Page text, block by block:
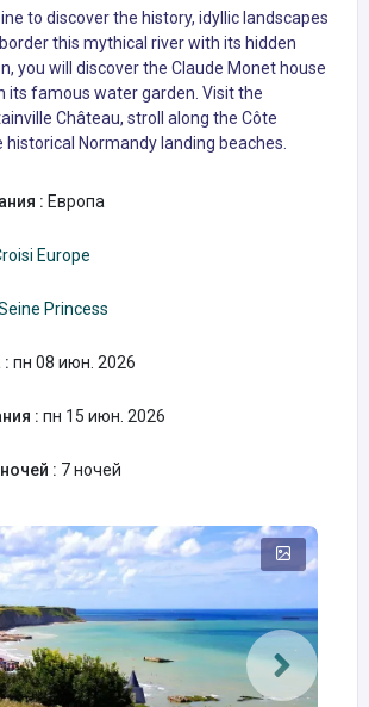
to discover the history, idyllic landscapes
this mythical river with its hidden
you will discover the Claude Monet house
its famous water garden. Visit the
Château, stroll along the Côte
historical Normandy landing beaches.
: Европа
Europe
Princess
: пн 08 июн. 2026
: пн 15 июн. 2026
: 7 ночей